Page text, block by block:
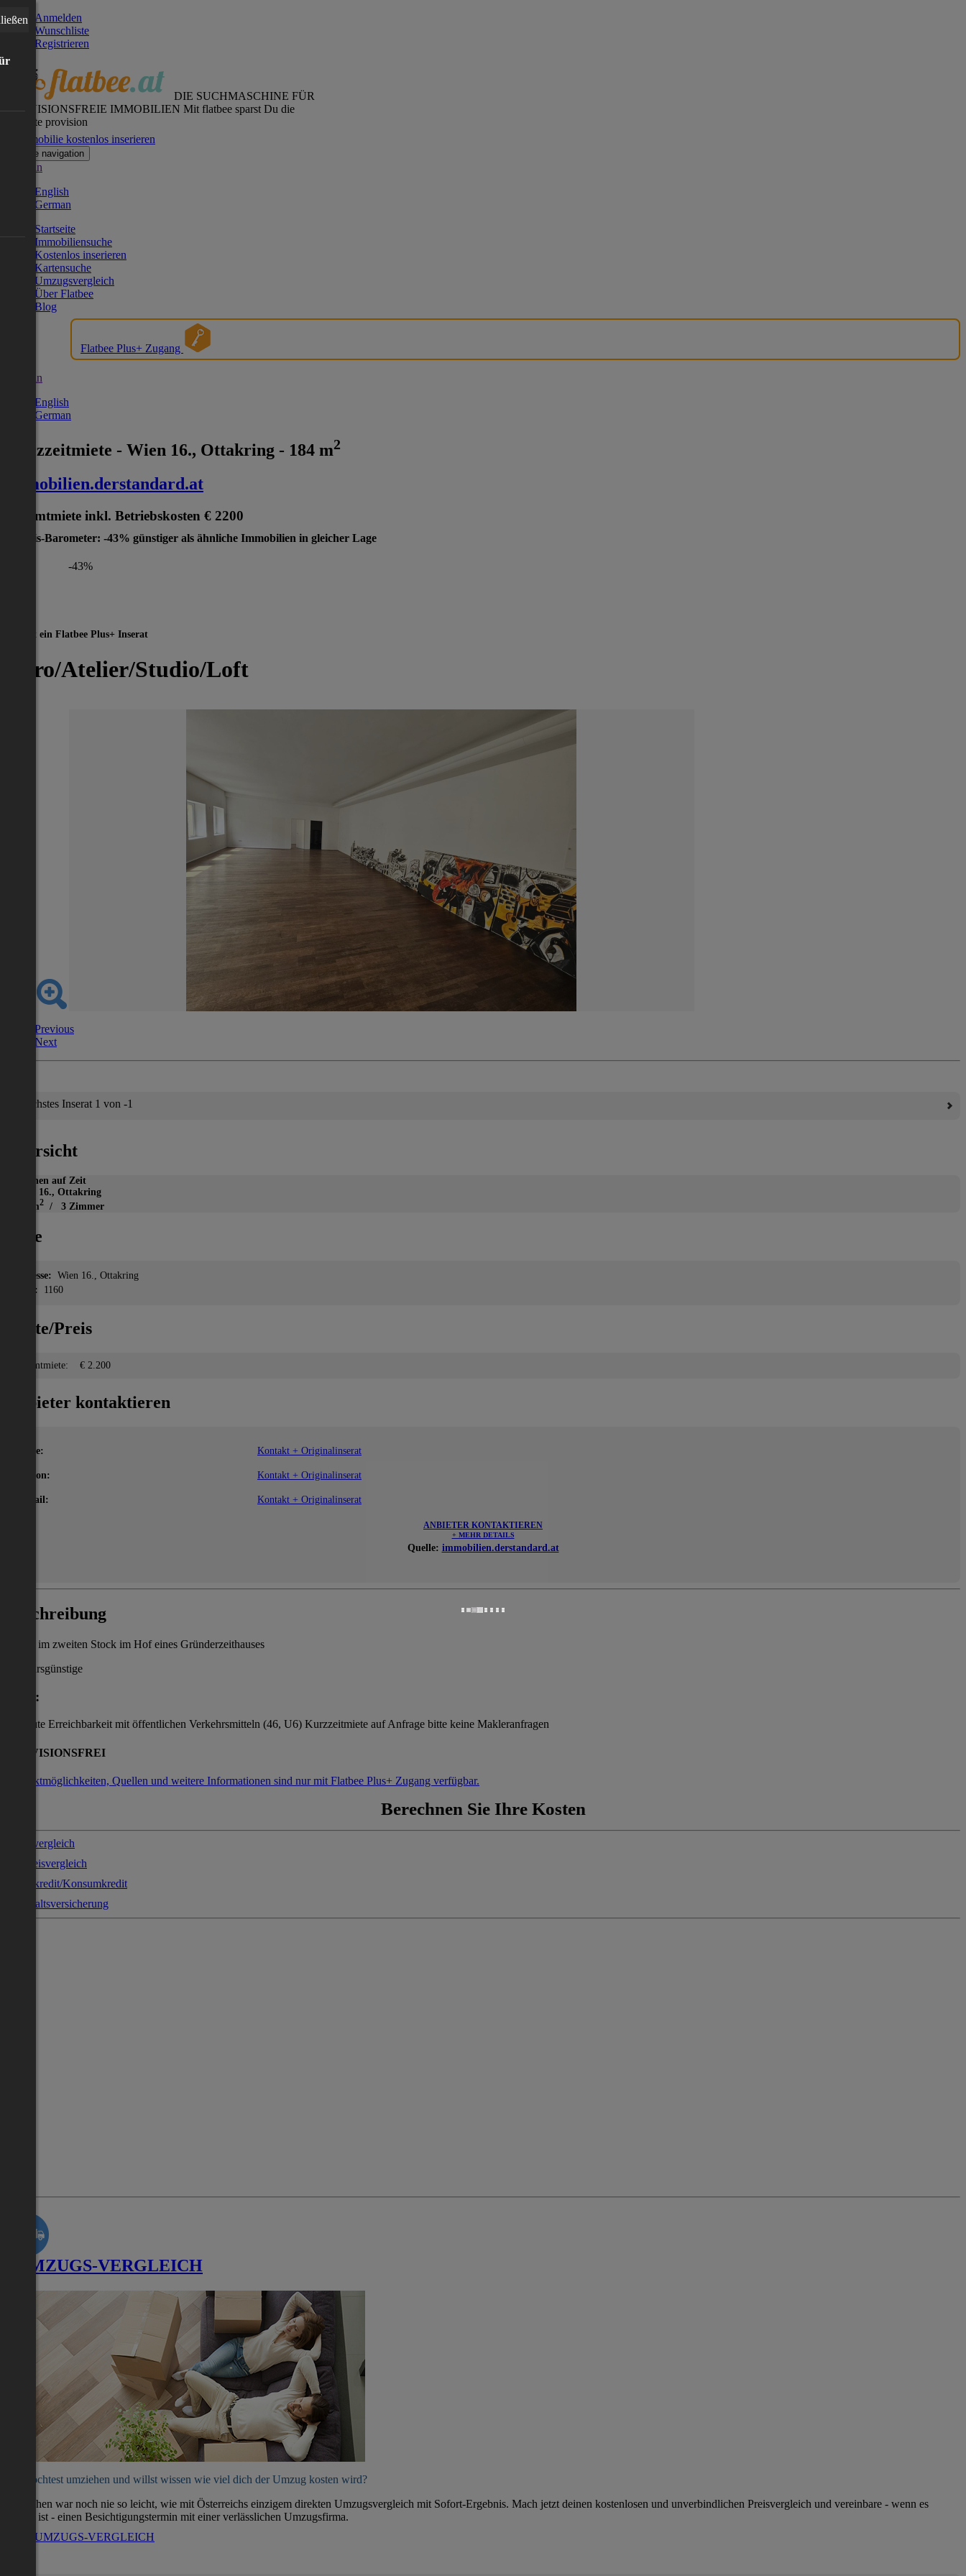
Anmelden
Wunschliste
Registrieren
DIE SUCHMASCHINE FÜR
PROVISIONSFREIE IMMOBILIEN Mit flatbee sparst Du die
gesamte provision
Immobilie kostenlos inserieren
Toggle navigation
German
English
German
Startseite
Immobiliensuche
Kostenlos inserieren
Kartensuche
Umzugsvergleich
Über Flatbee
Blog
Flatbee Plus+ Zugang
German
English
German
Kurzzeitmiete - Wien 16., Ottakring - 184 m2
immobilien.derstandard.at
Gesamtmiete inkl. Betriebskosten € 2200
Preis-Barometer: -43% günstiger als ähnliche Immobilien in gleicher Lage
-43%
Dies ist ein Flatbee Plus+ Inserat
Büro/Atelier/Studio/Loft
Previous
Next
Nächstes Inserat 1 von -1
Übersicht
Wohnen auf Zeit
Wien 16., Ottakring
184 m2 / 3 Zimmer
Lage
Adresse: Wien 16., Ottakring
PLZ:
1160
Miete/Preis
Gesamtmiete: € 2.200
Anbieter kontaktieren
Name: Kontakt + Originalinserat
Telefon: Kontakt + Originalinserat
E-Mail: Kontakt + Originalinserat
ANBIETER KONTAKTIEREN
+ MEHR DETAILS
Quelle: immobilien.derstandard.at
Beschreibung
184m² im zweiten Stock im Hof eines Gründerzeithauses
verkehrsgünstige
Lage:
und gute Erreichbarkeit mit öffentlichen Verkehrsmitteln (46, U6) Kurzzeitmiete auf Anfrage bitte keine Makleranfragen
PROVISIONSFREI
Kontaktmöglichkeiten, Quellen und weitere Informationen sind nur mit Flatbee Plus+ Zugang verfügbar.
Berechnen Sie Ihre Kosten
Stromvergleich
Gaspreisvergleich
Sofortkredit/Konsumkredit
Haushaltsversicherung
UMZUGS-VERGLEICH
Du möchtest umziehen und willst wissen wie viel dich der Umzug kosten wird?
Umziehen war noch nie so leicht, wie mit Österreichs einzigem direkten Umzugsvergleich mit Sofort-Ergebnis. Mach jetzt deinen kostenlosen und unverbindlichen Preisvergleich und vereinbare - wenn es
soweit ist - einen Besichtigungstermin mit einer verlässlichen Umzugsfirma.
ZUM UMZUGS-VERGLEICH